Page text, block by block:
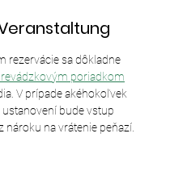
rezervácie sa dôkladne
poriadkom
V prípade akéhokoľvek
bude vstup
nároku na vrátenie peňazí.